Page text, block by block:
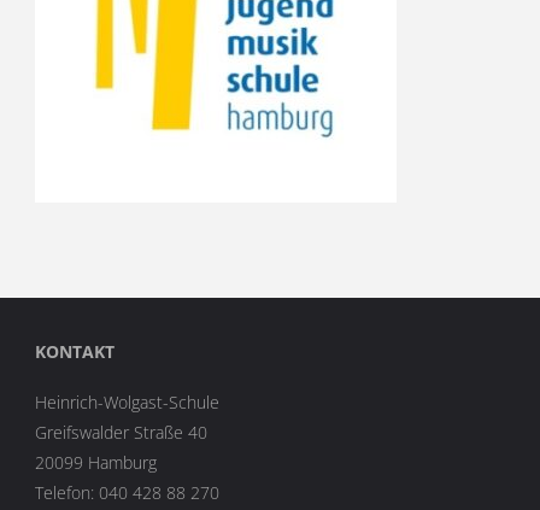
KONTAKT
Heinrich-Wolgast-Schule
Greifswalder Straße 40
20099 Hamburg
Telefon: 040 428 88 270